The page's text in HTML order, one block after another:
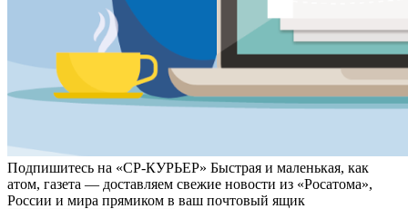
Подпишитесь на «СР-КУРЬЕР» Быстрая и маленькая, как
атом, газета — доставляем свежие новости из «Росатома»,
России и мира прямиком в ваш почтовый ящик